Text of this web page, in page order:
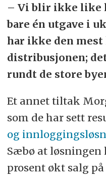
– Vi blir ikke like
bare én utgave i
har ikke den
distribusjonen;
rundt de store
Et annet tiltak
som de har sett
og
Sæbø at løsningen
prosent økt salg